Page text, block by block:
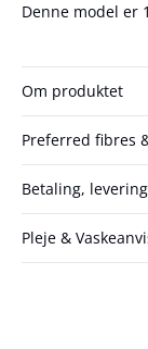
Denne model er
Om produktet
Preferred fibres
Betaling,
Pleje &